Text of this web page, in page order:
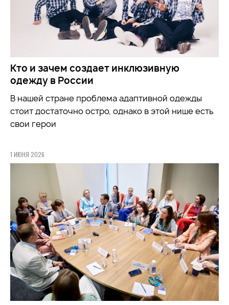
Кто и зачем создает инклюзивную
одежду в России
В нашей стране проблема адаптивной одежды
стоит достаточно остро, однако в этой нише есть
свои герои
1 ИЮНЯ 2026